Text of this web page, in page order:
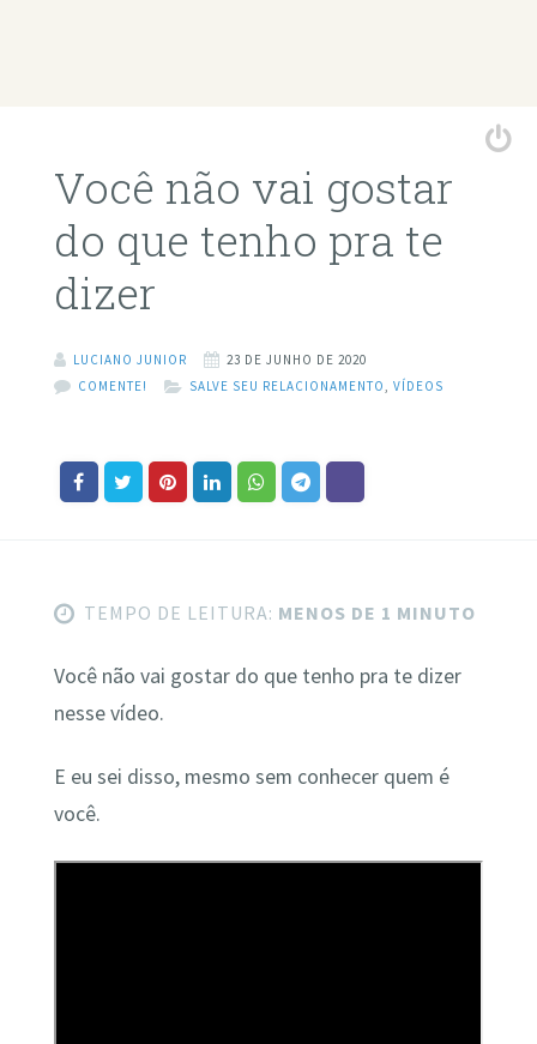
Você não vai gostar
do que tenho pra te
dizer
LUCIANO JUNIOR
23 DE JUNHO DE 2020
COMENTE!
SALVE SEU RELACIONAMENTO VÍDEOS
TEMPO DE LEITURA: MENOS DE 1 MINUTO
Você não vai gostar do que tenho pra te dizer
nesse vídeo.
E eu sei disso, mesmo sem conhecer quem é
você.